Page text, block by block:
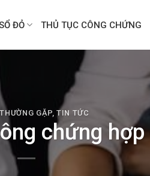
ĐỎ THỦ TỤC CÔNG CHỨNG
GẶP,TIN TỨC
chứng